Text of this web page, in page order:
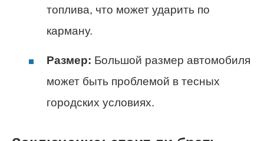
топлива, что может ударить по
карману.
Размер: Большой размер автомобиля
может быть проблемой в тесных
городских условиях.